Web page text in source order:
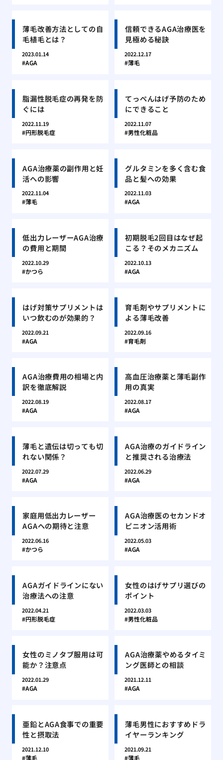
薄毛改善方法としての自
毛植毛とは？
2023.01.14
AGA
信頼できるAGA治療医を
見極める秘訣
2022.12.17
薄毛
脂漏性脱毛症の再発を防
ぐには
2022.11.19
円形脱毛症
てっぺんはげ予防のため
にできること
2022.11.07
男性化粧品
AGA治療薬の副作用と妊
活への影響
2022.11.04
薄毛
グルタミンを多く含む食
品と髪への効果
2022.11.03
AGA
低出力レーザーAGA治療
の費用と期間
2022.10.29
かつら
初期脱毛2回目はなぜ起
こる？そのメカニズム
2022.10.13
AGA
はげ対策サプリメントは
いつ飲むのが効果的？
2022.09.21
AGA
育毛剤やサプリメントに
よる薄毛改善
2022.09.16
育毛剤
AGA治療費用の相場と内
訳を徹底解説
2022.08.19
AGA
高血圧治療薬と薄毛副作
用の真実
2022.08.17
AGA
薄毛と遺伝は切っても切
れない関係？
2022.07.29
AGA
AGA治療のガイドライン
と推奨される治療法
2022.06.29
AGA
家庭用低出力レーザー
AGAへの期待と注意
2022.06.16
かつら
AGA治療医のセカンドオ
ピニオン活用術
2022.05.03
AGA
AGAガイドラインにない
治療法への注意
2022.04.21
円形脱毛症
女性のはげサプリ選びの
ポイント
2022.03.03
男性化粧品
女性のミノタブ服用は可
能か？注意点
2022.01.29
AGA
AGA治療薬やめるタイミ
ング医師との相談
2021.12.11
AGA
亜鉛とAGA食事での重要
性と摂取法
2021.12.10
薄毛
薄毛男性におすすめドラ
イヤーランキング
2021.09.21
薄毛